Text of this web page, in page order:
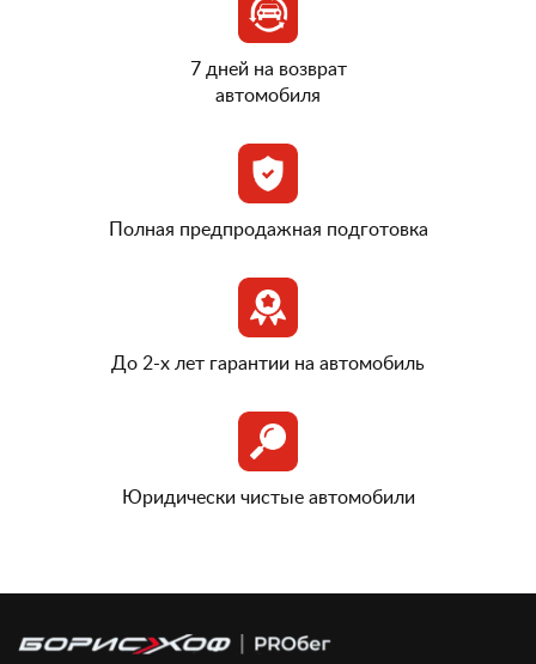
7 дней на возврат
автомобиля
Полная предпродажная подготовка
До 2-х лет гарантии на автомобиль
Юридически чистые автомобили